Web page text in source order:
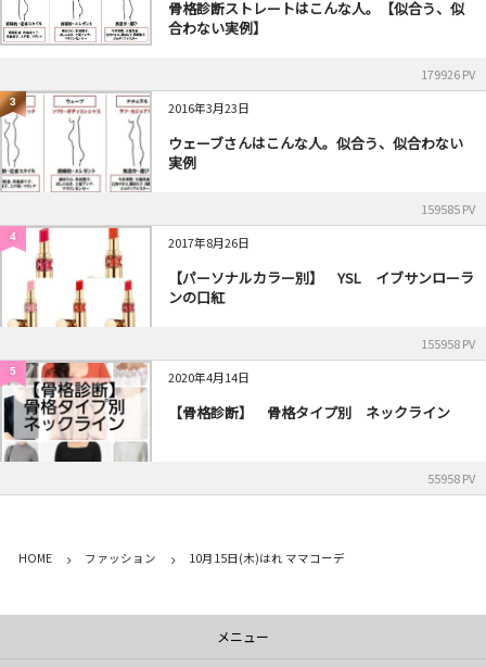
骨格診断ストレートはこんな人。【似合う、似
合わない実例】
179926 PV
3 2016年3月23日
ウェーブさんはこんな人。似合う、似合わない
実例
159585 PV
4 2017年8月26日
【パーソナルカラー別】 YSL イブサンローラ
ンの口紅
155958 PV
5 2020年4月14日
【骨格診断】 骨格タイプ別 ネックライン
55958 PV
HOME ファッション 10月15日(木)はれ ママコーデ
メニュー